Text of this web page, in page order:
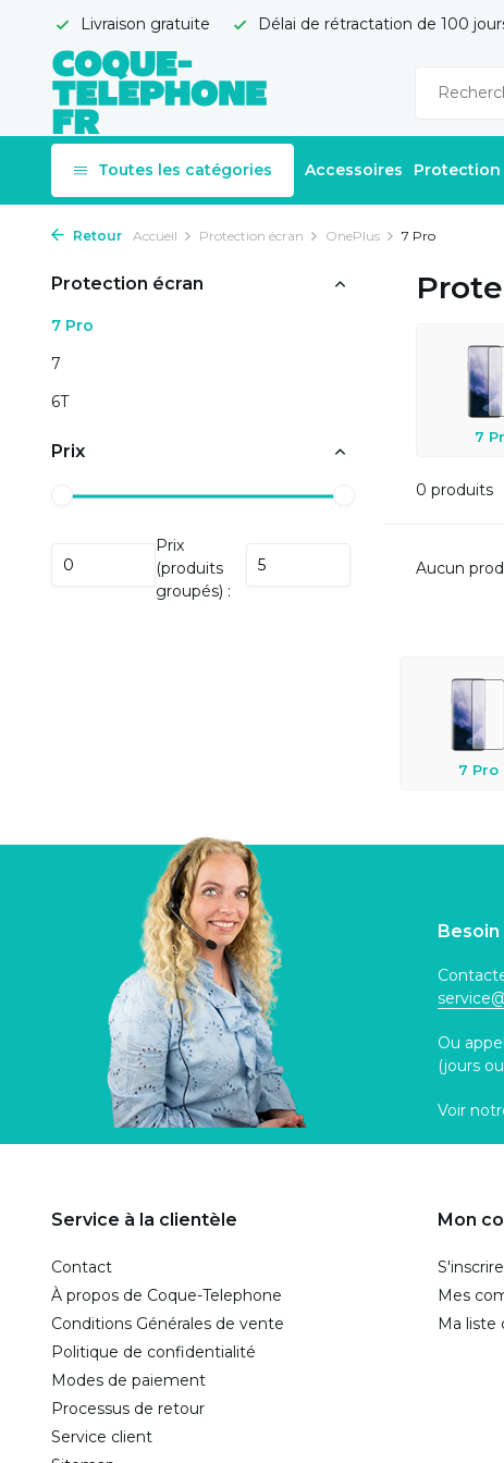
Livraison gratuite Délai de rétractation de 100
Toutes les catégories Accessoires Protection
Retour Accueil Protection écran OnePlus 7 Pro
Protection écran
7 Pro
7
6T
Prix
Prix
(produits
groupés) :
7
0 produits
Aucun
7 Pro
Besoin
Ou
(jours
Voir
Service à la clientèle
Contact
À propos de Coque-Telephone
Conditions Générales de vente
Politique de confidentialité
Modes de paiement
Processus de retour
Service client
Mon
S'inscrire
Mes
Ma liste